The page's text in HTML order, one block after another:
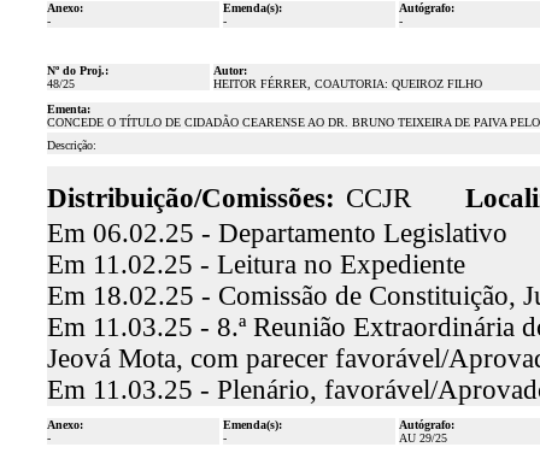
Anexo:
-
Emenda(s):
-
Autógrafo:
-
Nº do Proj.:
48/25
Autor:
HEITOR FÉRRER, COAUTORIA: QUEIROZ FILHO
Ementa:
CONCEDE O TÍTULO DE CIDADÃO CEARENSE AO DR. BRUNO TEIXEIRA DE PAIVA
Descrição:
Distribuição/Comissões: CCJR
Em 06.02.25 - Departamento Legislativo
Em 11.02.25 - Leitura no Expediente
Em 18.02.25 - Comissão de Constituição,
Em 11.03.25 - 8.ª Reunião Extraordinária
Jeová Mota, com parecer favorável/
Em 11.03.25 - Plenário, favorável/
Anexo:
-
Emenda(s):
-
Autógrafo:
AU 29/25